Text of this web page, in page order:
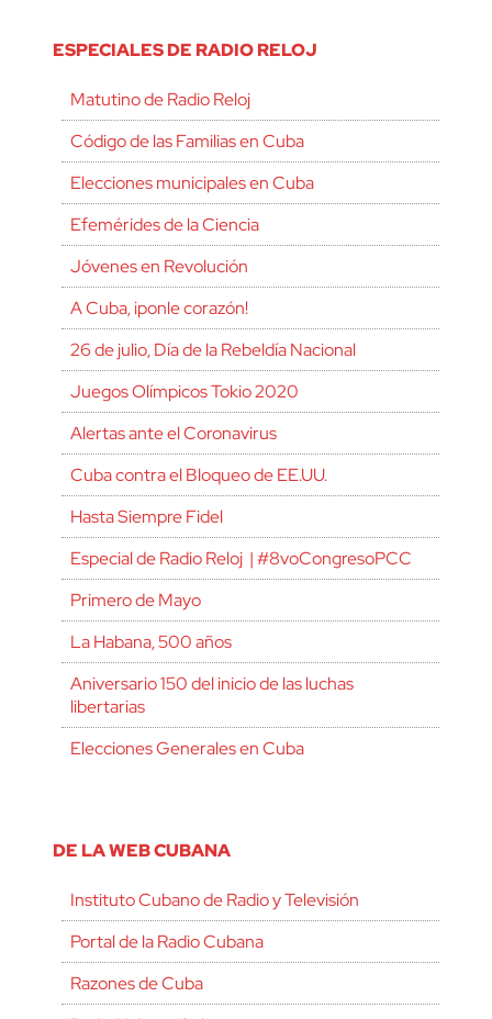
ESPECIALES DE RADIO RELOJ
Matutino de Radio Reloj
Código de las Familias en Cuba
Elecciones municipales en Cuba
Efemérides de la Ciencia
Jóvenes en Revolución
A Cuba, ¡ponle corazón!
26 de julio, Día de la Rebeldía Nacional
Juegos Olímpicos Tokio 2020
Alertas ante el Coronavirus
Cuba contra el Bloqueo de EE.UU.
Hasta Siempre Fidel
Especial de Radio Reloj | #8voCongresoPCC
Primero de Mayo
La Habana, 500 años
Aniversario 150 del inicio de las luchas
libertarias
Elecciones Generales en Cuba
DE LA WEB CUBANA
Instituto Cubano de Radio y Televisión
Portal de la Radio Cubana
Razones de Cuba